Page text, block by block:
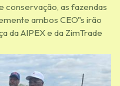
conservação, as fazendas
ambos CEO"s irão
da AIPEX e da ZimTrade